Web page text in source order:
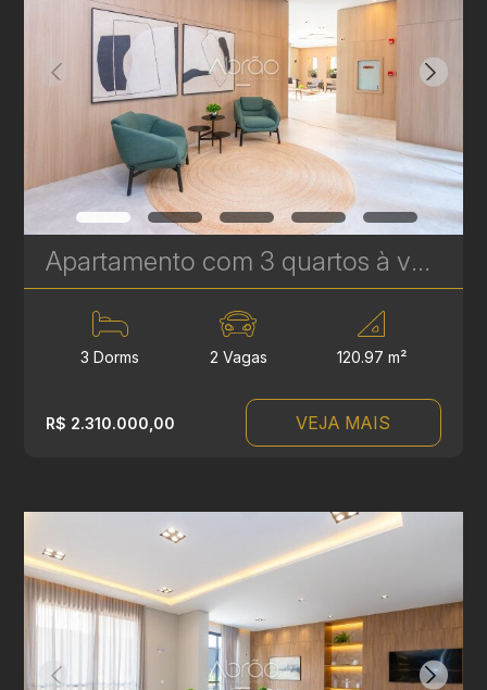
Apartamento com 3 quartos à venda no Água Verde - 120,97 m² - Le Sense | Ref. 1777
3 Dorms 2 Vagas 120.97 m²
R$ 2.310.000,00 VEJA MAIS